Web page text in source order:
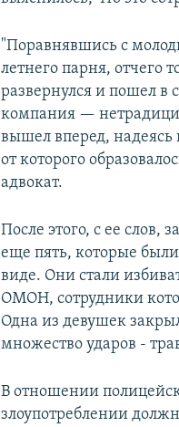
"Поравнявшись с
летнего парня, отчего
развернулся и пошел в
компания —
вышел вперед,
от которого
адвокат.
После этого, с ее слов,
еще пять, которые
виде. Они стали
ОМОН, сотрудники
Одна из девушек
множество ударов -
В отношении
злоупотреблении